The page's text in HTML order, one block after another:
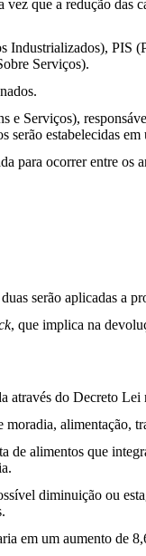
que a redução
Serviços).
Serviços),
estabelecidas
ocorrer entre os
serão aplicadas a
, que implica na
através do Decreto
alimentação,
alimentos que
diminuição ou
em um aumento de